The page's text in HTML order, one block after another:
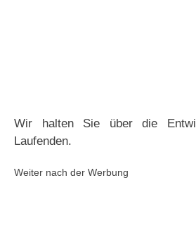
Wir halten Sie über die
Laufenden.
Weiter nach der Werbung